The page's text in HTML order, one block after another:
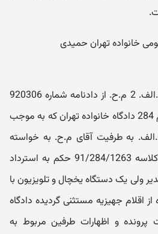
تجدیدنظرخواهی 1 خانم ط.الف. 2 م.ح. از دادنامه شماره 920306
مورخ 5/3/92 شعبه محترم 284 دادگاه خانواده تهران که به موجب
به طرفیت آقای م.ح. به خواسته
استرداد جهیزیه در پرونده کلاسه 91/284/1263 حکم به استرداد
ولی یک دستگاه یخچال و تلویزیون با
اقلام جهیزیه مستثنی گردیده دادگاه
پرونده و اظهارات طرفین مربوط به